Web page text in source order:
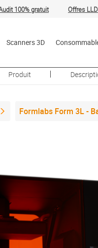
100% gratuit Offres LLD
Scanners 3D
Produit
Formlabs Form 3L -